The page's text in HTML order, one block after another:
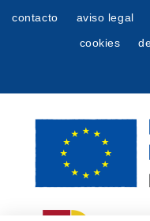
contacto
aviso legal
cookies